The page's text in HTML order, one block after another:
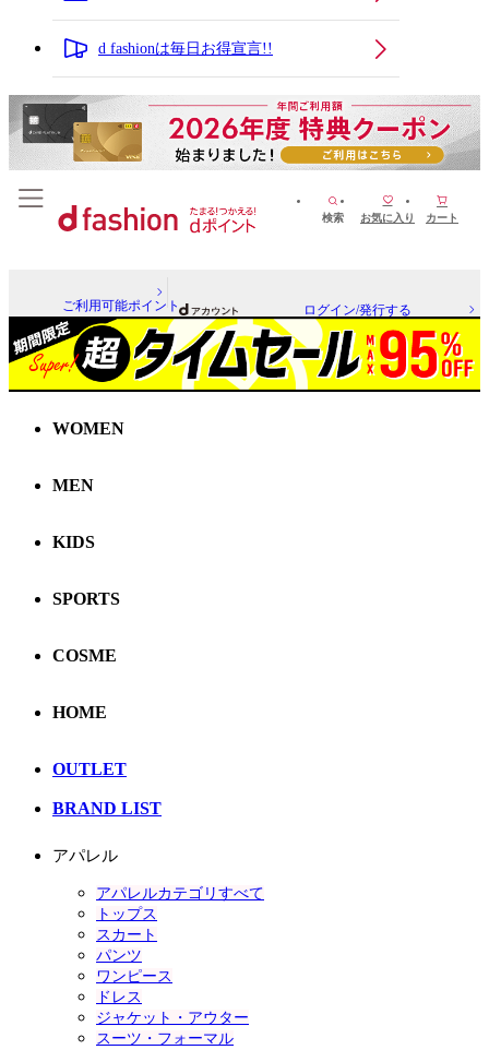
d fashionは毎日お得宣言!!
検索 お気に入り カート
ご利用可能ポイント ログイン/発行する
WOMEN
MEN
KIDS
SPORTS
COSME
HOME
OUTLET
BRAND LIST
アパレル
アパレルカテゴリすべて
トップス
スカート
パンツ
ワンピース
ドレス
ジャケット・アウター
スーツ・フォーマル